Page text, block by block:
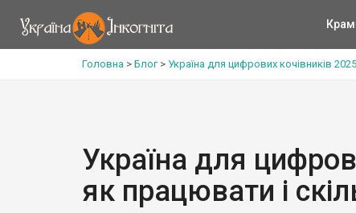
Головна > Блог> Україна для цифрових кочівників
Україна для
як працювати і